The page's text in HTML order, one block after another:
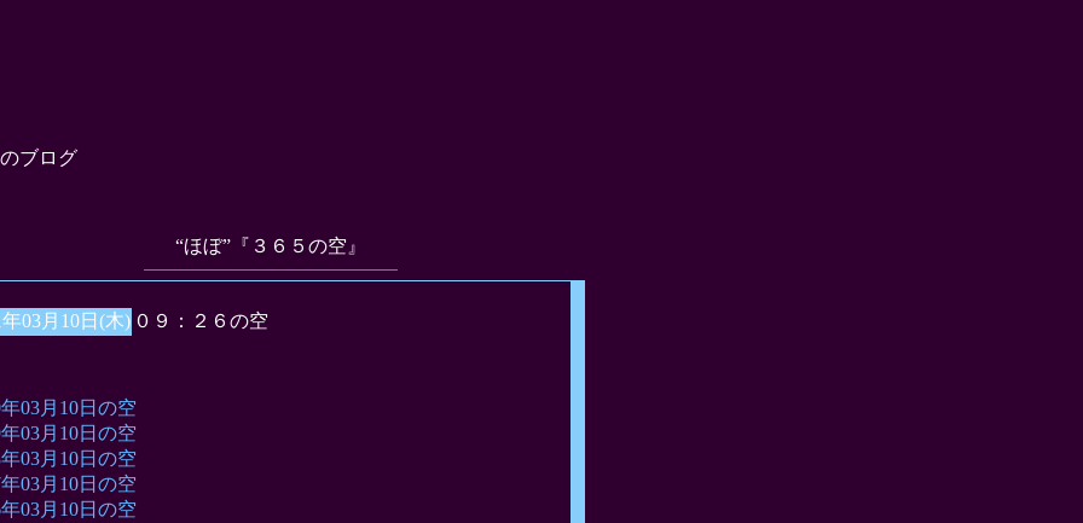
ブログ
“ほぼ”『３６５の空』
年03月10日(木) ０９：２６の空
03月10日の空
03月10日の空
03月10日の空
03月10日の空
03月10日の空